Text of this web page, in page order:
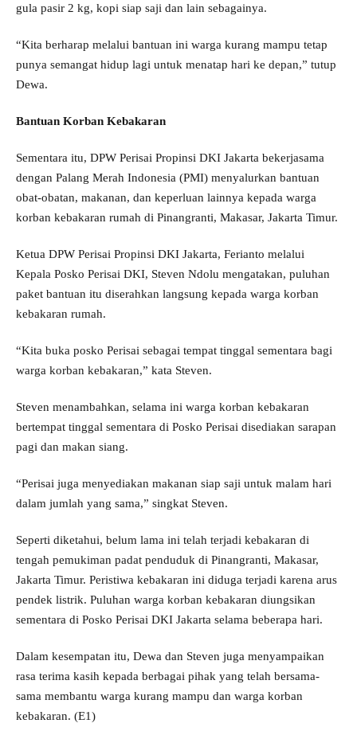
gula pasir 2 kg, kopi siap saji dan lain sebagainya.
“Kita berharap melalui bantuan ini warga kurang mampu tetap
punya semangat hidup lagi untuk menatap hari ke depan,” tutup
Dewa.
Bantuan Korban Kebakaran
Sementara itu, DPW Perisai Propinsi DKI Jakarta bekerjasama
dengan Palang Merah Indonesia (PMI) menyalurkan bantuan
obat-obatan, makanan, dan keperluan lainnya kepada warga
korban kebakaran rumah di Pinangranti, Makasar, Jakarta Timur.
Ketua DPW Perisai Propinsi DKI Jakarta, Ferianto melalui
Kepala Posko Perisai DKI, Steven Ndolu mengatakan, puluhan
paket bantuan itu diserahkan langsung kepada warga korban
kebakaran rumah.
“Kita buka posko Perisai sebagai tempat tinggal sementara bagi
warga korban kebakaran,” kata Steven.
Steven menambahkan, selama ini warga korban kebakaran
bertempat tinggal sementara di Posko Perisai disediakan sarapan
pagi dan makan siang.
“Perisai juga menyediakan makanan siap saji untuk malam hari
dalam jumlah yang sama,” singkat Steven.
Seperti diketahui, belum lama ini telah terjadi kebakaran di
tengah pemukiman padat penduduk di Pinangranti, Makasar,
Jakarta Timur. Peristiwa kebakaran ini diduga terjadi karena arus
pendek listrik. Puluhan warga korban kebakaran diungsikan
sementara di Posko Perisai DKI Jakarta selama beberapa hari.
Dalam kesempatan itu, Dewa dan Steven juga menyampaikan
rasa terima kasih kepada berbagai pihak yang telah bersama-
sama membantu warga kurang mampu dan warga korban
kebakaran. (E1)